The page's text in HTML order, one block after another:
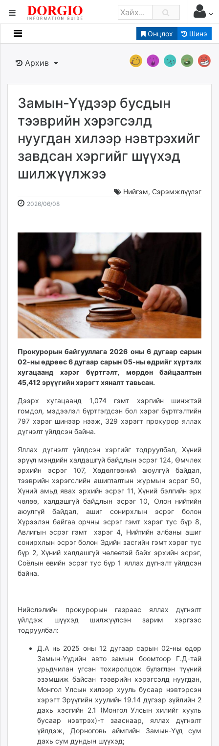
Онцлох Шинэ
Мэдээллийн
Банк санхүү
Бизнес ААН
Төрийн
dorgio.mn
Gogo.mn
news.mn
Baabar.mn
Livetv.mn
Eguur.mn
24tsag.mn
shuud.mn
eagle.mn
ergelt.mn
zarig.mn
today.mn
zuv.mn
mminfo.mn
ugluu.mn
urlag.mn
unen.mn
asu.mn
shudarga.mn
shuurhai.mn
unuudur.mn
isee.mn
mglradio.com
fact.mn
itoim.mn
tumen.mn
shuum.mn
times.mn
tvmongolia.mn
mass.mn
unegui.mn
tac.mn
paparazzi.mn
unread.today
Архив
Замын-Үүдээр бусдын
тээврийн хэрэгсэлд
нуугдан хилээр нэвтрэхийг
завдсан хэргийг шүүхэд
шилжүүлжээ
Нийгэм, Сэрэмжлүүлэг
2026/06/082026-
17:25:52
2026-
16:26:51
Прокурорын байгууллага 2026 оны 6 дугаар сарын
02-ны өдрөөс 6 дугаар сарын 05-ны өдрийг хүртэлх
хугацаанд хэрэг бүртгэлт, мөрдөн байцаалтын
45,412 эрүүгийн хэрэгт хяналт тавьсан.
Дээрх хугацаанд 1,074 гэмт хэргийн шинжтэй
гомдол, мэдээлэл бүртгэгдсэн бол хэрэг бүртгэлтийн
797 хэрэг шинээр нээж, 329 хэрэгт прокурор яллах
дүгнэлт үйлдсэн байна.
Яллах дүгнэлт үйлдсэн хэргийг тодруулбал, Хүний
эрүүл мэндийн халдашгүй байдлын эсрэг 124, Өмчлөх
эрхийн эсрэг 107, Хөдөлгөөний аюулгүй байдал,
тээврийн хэрэгслийн ашиглалтын журмын эсрэг 50,
Хүний амьд явах эрхийн эсрэг 11, Хүний бэлгийн эрх
чөлөө, халдашгүй байдлын эсрэг 10, Олон нийтийн
аюулгүй байдал, ашиг сонирхлын эсрэг болон
Хүрээлэн байгаа орчны эсрэг гэмт хэрэг тус бүр 8,
Авлигын эсрэг гэмт хэрэг 4, Нийтийн албаны ашиг
сонирхлын эсрэг болон Эдийн засгийн гэмт хэрэг тус
бүр 2, Хүний халдашгүй чөлөөтэй байх эрхийн эсрэг,
Соёлын өвийн эсрэг тус бүр 1 яллах дүгнэлт үйлдсэн
байна.
Нийслэлийн прокурорын газраас яллах дүгнэлт
үйлдэж шүүхэд шилжүүлсэн зарим хэргээс
тодруулбал:
Д.А нь 2025 оны 12 дугаар сарын 02-ны өдөр
Замын-Үүдийн авто замын боомтоор Г.Д-тай
урьдчилан үгсэн тохиролцож бүлэглэн түүний
эзэмшиж байсан тээврийн хэрэгсэлд нуугдан,
Монгол Улсын хилээр хууль бусаар нэвтэрсэн
хэрэгт Эрүүгийн хуулийн 19.14 дүгээр зүйлийн 2
дахь хэсгийн 2.1 (Монгол Улсын хилийг хууль
бусаар нэвтрэх)-т зааснаар, яллах дүгнэлт
үйлдэж, Дорноговь аймгийн Замын-Үүд сум
дахь сум дундын шүүхэд;